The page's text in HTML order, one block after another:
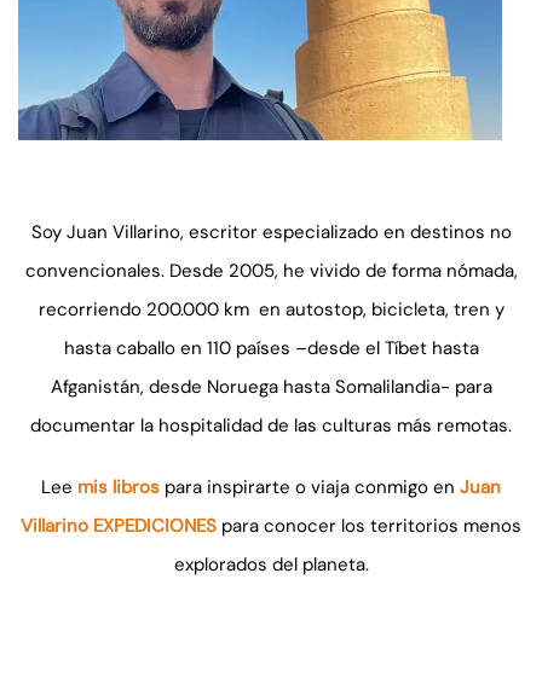
Soy Juan Villarino, escritor especializado en destinos no
convencionales. Desde 2005, he vivido de forma nómada,
recorriendo 200.000 km en autostop, bicicleta, tren y
hasta caballo en 110 países –desde el Tíbet hasta
Afganistán, desde Noruega hasta Somalilandia- para
documentar la hospitalidad de las culturas más remotas.
Lee mis libros para inspirarte o viaja conmigo en Juan
Villarino EXPEDICIONES para conocer los territorios menos
explorados del planeta.